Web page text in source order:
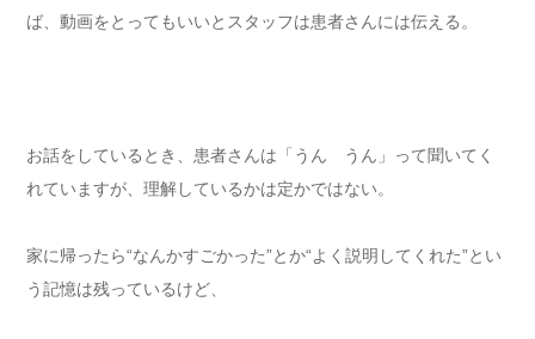
ば、動画をとってもいいとスタッフは患者さんには伝える。
お話をしているとき、患者さんは「うん うん」って聞いてく
れていますが、理解しているかは定かではない。
家に帰ったら“なんかすごかった”とか“よく説明してくれた”とい
う記憶は残っているけど、